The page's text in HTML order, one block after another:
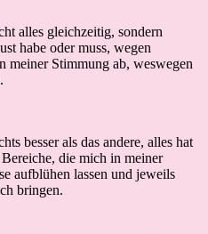
alles gleichzeitig, sondern
habe oder muss, wegen
meiner Stimmung ab, weswegen
besser als das andere, alles hat
die mich in meiner
aufblühen lassen und jeweils
bringen.